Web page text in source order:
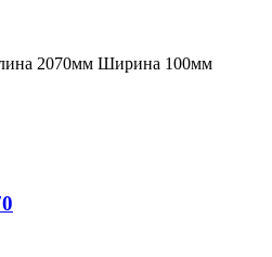
2070мм Ширина 100мм